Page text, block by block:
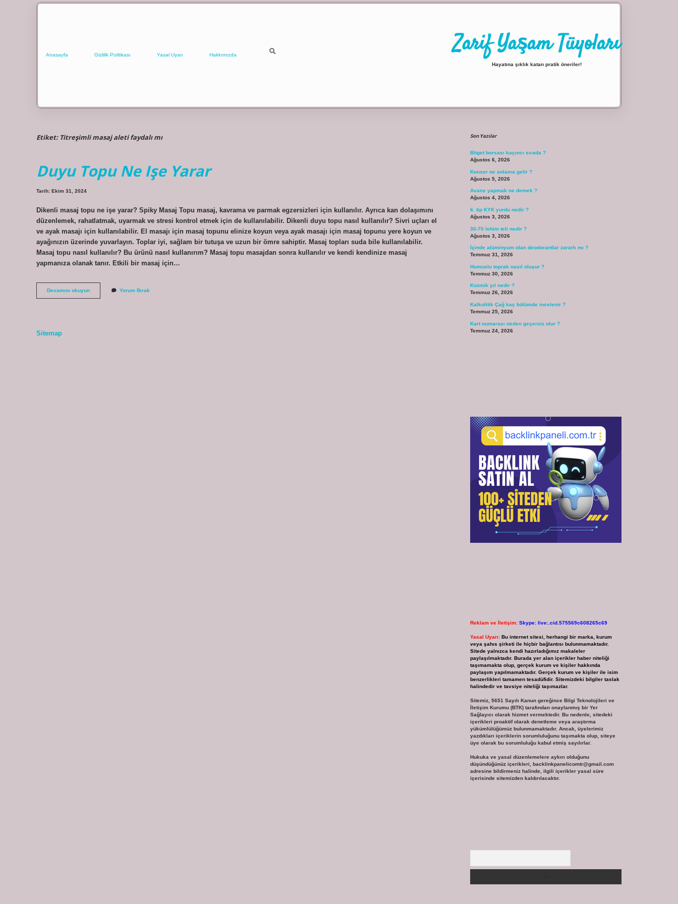
Anasayfa Gizlilik Politikası Yasal Uyarı Hakkımızda Zarif Yaşam Tüyoları
Hayatına şıklık katan pratik öneriler!
Etiket: Titreşimli masaj aleti faydalı mı
Duyu Topu Ne Işe Yarar
Tarih: Ekim 31, 2024
Dikenli masaj topu ne işe yarar? Spiky Masaj Topu masaj, kavrama ve parmak egzersizleri için kullanılır. Ayrıca kan dolaşımını
düzenlemek, rahatlatmak, uyarmak ve stresi kontrol etmek için de kullanılabilir. Dikenli duyu topu nasıl kullanılır? Sivri uçları el
ve ayak masajı için kullanılabilir. El masajı için masaj topunu elinize koyun veya ayak masajı için masaj topunu yere koyun ve
ayağınızın üzerinde yuvarlayın. Toplar iyi, sağlam bir tutuşa ve uzun bir ömre sahiptir. Masaj topları suda bile kullanılabilir.
Masaj topu nasıl kullanılır? Bu ürünü nasıl kullanırım? Masaj topu masajdan sonra kullanılır ve kendi kendinize masaj
yapmanıza olanak tanır. Etkili bir masaj için…
Devamını okuyunDuyu
Topu
Yorum Bırak
Sitemap
Son Yazılar
Bitget borsası kaçıncı sırada ?
Ağustos 6, 2026
Konser ne anlama gelir ?
Ağustos 5, 2026
Avans yapmak ne demek ?
Ağustos 4, 2026
6. tip KYK yurdu nedir ?
Ağustos 3, 2026
30-70 lehim teli nedir ?
Ağustos 3, 2026
İçinde alüminyum olan deodorantlar zararlı mı ?
Temmuz 31, 2026
Humuslu toprak nasıl oluşur ?
Temmuz 30, 2026
Kozmik yıl nedir ?
Temmuz 26, 2026
Kalkolitik Çağ kaç bölümde incelenir ?
Temmuz 25, 2026
Kart numarası neden geçersiz olur ?
Temmuz 24, 2026
Reklam ve İletişim: Skype: live:.cid.575569c608265c69
Yasal Uyarı: Bu internet sitesi, herhangi bir marka, kurum
veya şahıs şirketi ile hiçbir bağlantısı bulunmamaktadır.
Sitede yalnızca kendi hazırladığımız makaleler
paylaşılmaktadır. Burada yer alan içerikler haber niteliği
taşımamakta olup, gerçek kurum ve kişiler hakkında
paylaşım yapılmamaktadır. Gerçek kurum ve kişiler ile isim
benzerlikleri tamamen tesadüfidir. Sitemizdeki bilgiler taslak
halindedir ve tavsiye niteliği taşımazlar.
Sitemiz, 5651 Sayılı Kanun gereğince Bilgi Teknolojileri ve
İletişim Kurumu (BTK) tarafından onaylanmış bir Yer
Sağlayıcı olarak hizmet vermektedir. Bu nedenle, sitedeki
içerikleri proaktif olarak denetleme veya araştırma
yükümlülüğümüz bulunmamaktadır. Ancak, üyelerimiz
yazdıkları içeriklerin sorumluluğunu taşımakta olup, siteye
üye olarak bu sorumluluğu kabul etmiş sayılırlar.
Hukuka ve yasal düzenlemelere aykırı olduğunu
düşündüğünüz içerikleri, backlinkpanelicomtr@gmail.com
adresine bildirmeniz halinde, ilgili içerikler yasal süre
içerisinde sitemizden kaldırılacaktır.